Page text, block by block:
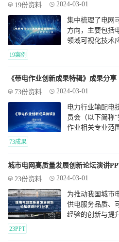
行水平。
19份资料
2024-03-01
集中梳理了电网
方向，主要包括
领域可视化技术
19案例
《带电作业创新成果特辑》成果分享
73份资料
2024-03-01
电力行业输配电
员会（以下简称
作业相关专业范
73成果
城市电网高质量发展创新论坛演讲
23份资料
2024-03-01
为推动我国城市
供电服务品质、
经验的创新与提
23PPT